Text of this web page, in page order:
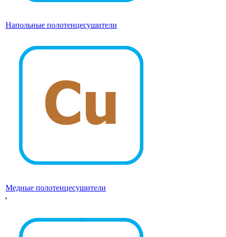
Напольные полотенцесушители
Медные полотенцесушители